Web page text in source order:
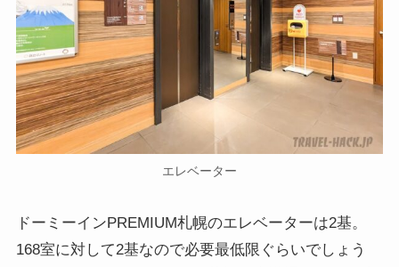
エレベーター
ドーミーインPREMIUM札幌のエレベーターは2基。
168室に対して2基なので必要最低限ぐらいでしょう